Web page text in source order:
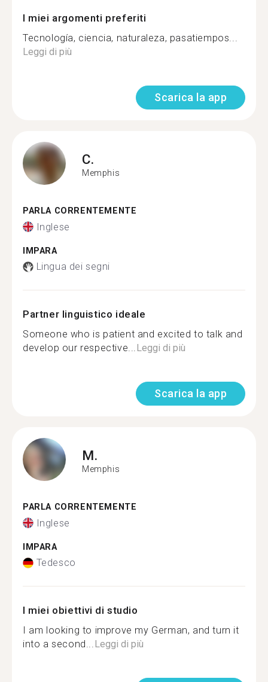
I miei argomenti preferiti
Tecnología, ciencia, naturaleza, pasatiempos...
Leggi di più
Scarica la app
C.
Memphis
PARLA CORRENTEMENTE
Inglese
IMPARA
Lingua dei segni
Partner linguistico ideale
Someone who is patient and excited to talk and
develop our respective...Leggi di più
Scarica la app
M.
Memphis
PARLA CORRENTEMENTE
Inglese
IMPARA
Tedesco
I miei obiettivi di studio
I am looking to improve my German, and turn it
into a second...Leggi di più